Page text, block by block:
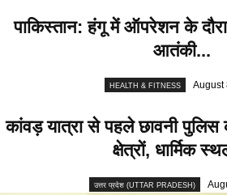
पाकिस्तान: हंगू में ऑपरेशन के
आतंकी...
HEALTH & FITNESS August
कांवड़ यात्रा से पहले छावनी
क्षेत्रों, धार्मिक
उत्तर प्रदेश (UTTAR PRADESH)